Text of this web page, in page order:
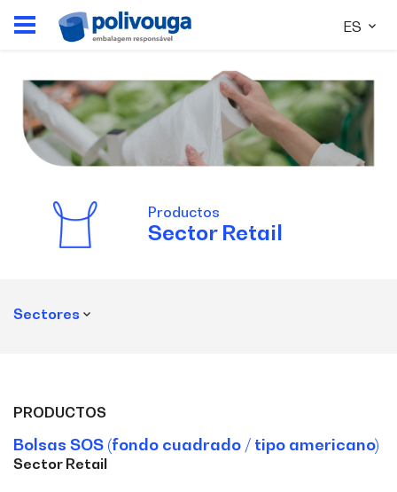
ES
Productos
Sector Retail
Sectores
PRODUCTOS
Bolsas SOS (fondo cuadrado / tipo americano)
Sector Retail